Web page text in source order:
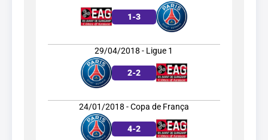
1-3
29/04/2018 - Ligue 1
2-2
24/01/2018 - Copa de França
4-2